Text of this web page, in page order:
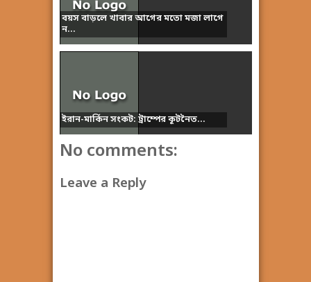
বয়স বাড়লে খাবার আগের মতো মজা লাগে
ন...
ইরান-মার্কিন সংকট: ট্রাম্পের কূটনৈত...
No comments:
Leave a Reply